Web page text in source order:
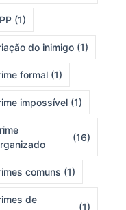
(1)
do inimigo (1)
formal (1)
impossível (1)
(16)
comuns (1)
de
(1)